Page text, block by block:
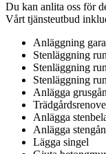
Du kan anlita oss för
Vårt tjänsteutbud
Anläggning
Stenläggning
Stenläggning
Stenläggning
Anlägga
Anlägga
Anlägga
Lägga singel